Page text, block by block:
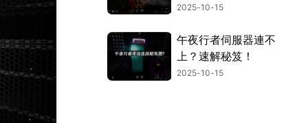
2025-10-15
午夜行者伺服器連不
上？速解秘笈！
2025-10-15